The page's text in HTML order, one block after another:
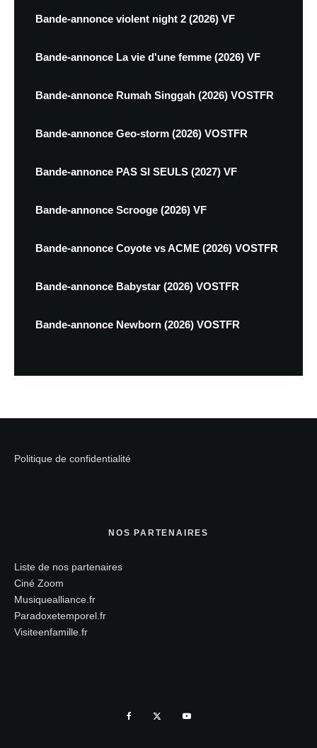
Bande-annonce violent night 2 (2026) VF
Bande-annonce La vie d'une femme (2026) VF
Bande-annonce Rumah Singgah (2026) VOSTFR
Bande-annonce Geo-storm (2026) VOSTFR
Bande-annonce PAS SI SEULS (2027) VF
Bande-annonce Scrooge (2026) VF
Bande-annonce Coyote vs ACME (2026) VOSTFR
Bande-annonce Babystar (2026) VOSTFR
Bande-annonce Newborn (2026) VOSTFR
Politique de confidentialité
NOS PARTENAIRES
Liste de nos partenaires
Ciné Zoom
Musiquealliance.fr
Paradoxetemporel.fr
Visiteenfamille.fr